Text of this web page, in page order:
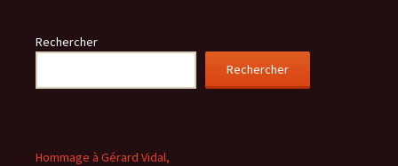
Rechercher
Rechercher
Hommage à Gérard Vidal,